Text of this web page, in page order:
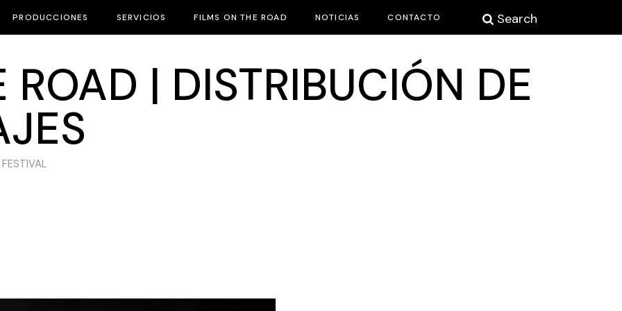
PRODUCCIONES SERVICIOS FILMS ON THE ROAD NOTICIAS CONTACTO Search
| DISTRIBUCIÓN DE